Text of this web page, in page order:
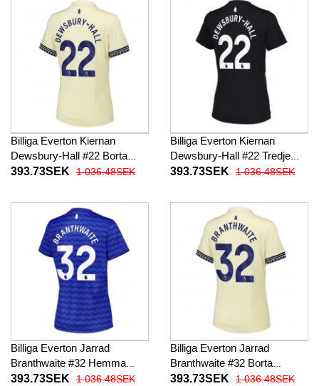
Billiga Everton Kiernan
Dewsbury-Hall #22 Borta
fotbollskläder Dam 2025-26
393.73SEK 1 036.48SEK
Billiga Everton Kiernan
Dewsbury-Hall #22 Tredje
fotbollskläder Dam 2025-26
393.73SEK 1 036.48SEK
Billiga Everton Jarrad
Branthwaite #32 Hemma
fotbollskläder Dam 2025-26
393.73SEK 1 036.48SEK
Billiga Everton Jarrad
Branthwaite #32 Borta
fotbollskläder Dam 2025-26
393.73SEK 1 036.48SEK